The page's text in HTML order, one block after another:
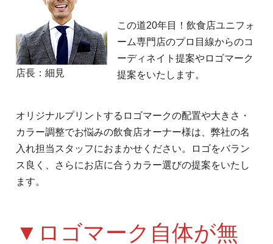
店長：細見
この道20年目！飲食店ユニフォ
ーム専門店のプロ目線からのコ
ーディネイト提案やロゴマーク
提案をいたします。
オリジナルプリントするロゴマークの配置や大きさ・
カラー調整でお悩みの飲食店オーナー様は、弊社の名
入れ担当スタッフにおまかせください。ロゴをバラン
ス良く、さらにお店に合うカラー選びの提案をいたし
ます。
▼ロゴマーク自体が無